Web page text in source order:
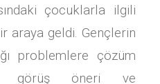
çocuklarla ilgili
araya geldi. Gençlerin
problemlere çözüm
görüş öneri ve